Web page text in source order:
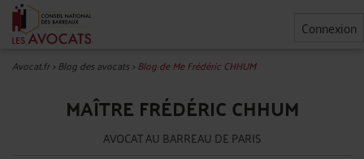
Connexion
Avocat.fr>Blog des avocats>Blog de Me Frédéric CHHUM
MAÎTRE FRÉDÉRIC CHHUM
AVOCAT AU BARREAU DE PARIS